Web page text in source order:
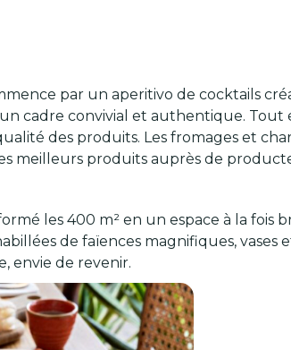
par un aperitivo de cocktails
cadre convivial et authentique. Tout
des produits. Les fromages et
meilleurs produits auprès de
les 400 m² en un espace à la fois
de faïences magnifiques, vases
envie de revenir.